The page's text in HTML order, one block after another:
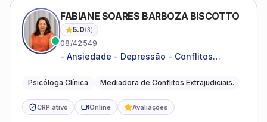
FABIANE SOARES BARBOZA BISCOTTO
5.0(3)
08/42549
- Ansiedade - Depressão - Conflitos
relacionamentos - Autoestima -
Psicóloga Clínica Mediadora de Conflitos Extrajudiciais.
CRP ativo Online Avaliações